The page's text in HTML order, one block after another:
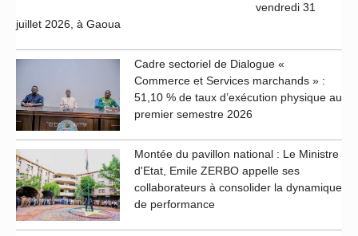
vendredi 31
juillet 2026, à Gaoua
Cadre sectoriel de Dialogue «
Commerce et Services marchands » :
51,10 % de taux d’exécution physique au
premier semestre 2026
Montée du pavillon national : Le Ministre
d'Etat, Emile ZERBO appelle ses
collaborateurs à consolider la dynamique
de performance